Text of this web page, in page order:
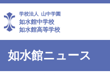
学校法人 山中学園
如水館中学校
如水館高等学校
如水館ニュース